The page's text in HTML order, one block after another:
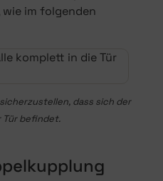
im folgenden
dass sich der
Tür befindet.